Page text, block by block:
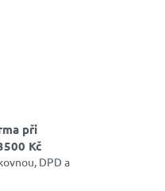
při
Kč
DPD a